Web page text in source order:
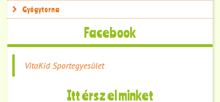
Gyógytorna
Facebook
VitaKid Sportegyesület
Itt érsz el minket